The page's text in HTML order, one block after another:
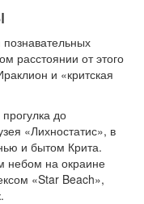
расстоянии от этого
и «критская
до
«Лихностатис», в
и бытом Крита.
небом на окраине
«Star Beach»,